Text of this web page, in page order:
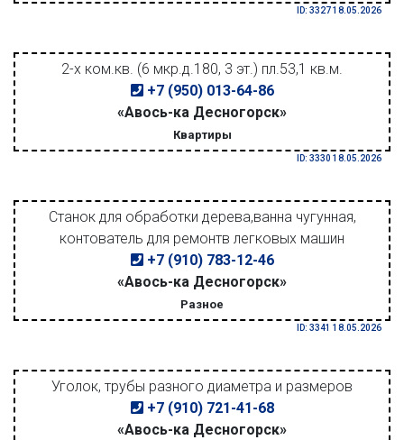
ID: 3327 18.05.2026
2-х ком.кв. (6 мкр.д.180, 3 эт.) пл.53,1 кв.м.
+7 (950) 013-64-86
«Авось-ка Десногорск»
Квартиры
ID: 3330 18.05.2026
Станок для обработки дерева,ванна чугунная,
контователь для ремонтв легковых машин
+7 (910) 783-12-46
«Авось-ка Десногорск»
Разное
ID: 3341 18.05.2026
Уголок, трубы разного диаметра и размеров
+7 (910) 721-41-68
«Авось-ка Десногорск»